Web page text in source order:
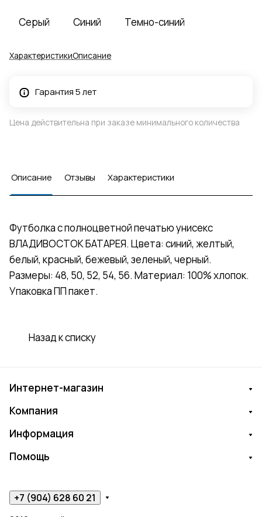
Серый Синий Темно-синий
ХарактеристикиОписание
Гарантия 5 лет
Цена действительна при заказе минимального количества
Описание Отзывы Характеристики
Футболка с полноцветной печатью унисекс
ВЛАДИВОСТОК БАТАРЕЯ. Цвета: синий, желтый,
белый, красный, бежевый, зеленый, черный.
Размеры: 48, 50, 52, 54, 56. Материал: 100% хлопок.
Упаковка ПП пакет.
Назад к списку
Интернет-магазин
Компания
Информация
Помощь
+7 (904) 628 60 21